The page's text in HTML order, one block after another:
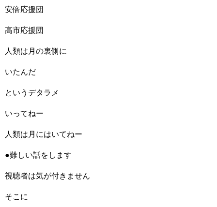
安倍応援団
高市応援団
人類は月の裏側に
いたんだ
というデタラメ
いってねー
人類は月にはいてねー
●難しい話をします
視聴者は気が付きません
そこに